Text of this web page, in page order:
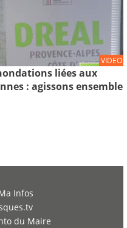
VIDEO
liées aux
: agissons ensemble
Infos
du Maire